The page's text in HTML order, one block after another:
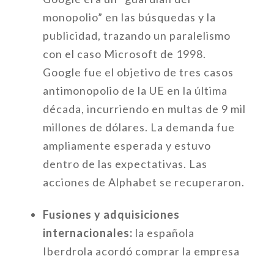
monopolio” en las búsquedas y la
publicidad, trazando un paralelismo
con el caso Microsoft de 1998.
Google fue el objetivo de tres casos
antimonopolio de la UE en la última
década, incurriendo en multas de 9 mil
millones de dólares. La demanda fue
ampliamente esperada y estuvo
dentro de las expectativas. Las
acciones de Alphabet se recuperaron.
Fusiones y adquisiciones
internacionales: la española
Iberdrola acordó comprar la empresa